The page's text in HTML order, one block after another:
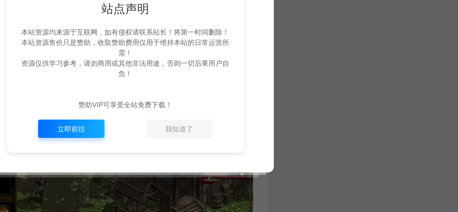
站点声明
本站资源均来源于互联网，如有侵权请联系站长！将第一时间删除！
本站资源售价只是赞助，收取赞助费用仅用于维持本站的日常运营所
需！
资源仅供学习参考，请勿商用或其他非法用途，否则一切后果用户自
负！
赞助VIP可享受全站免费下载！
立即前往 我知道了